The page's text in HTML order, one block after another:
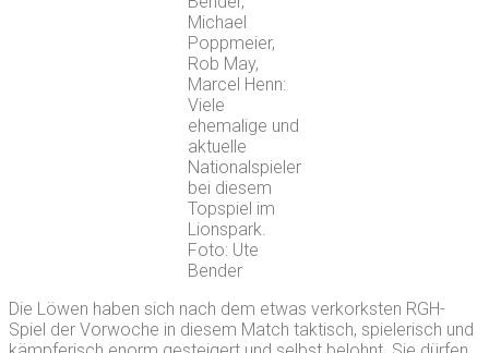
Michael
Poppmeier,
Rob May,
Marcel Henn:
Viele
ehemalige und
aktuelle
Nationalspieler
bei diesem
Topspiel im
Lionspark.
Foto: Ute
Bender
Die Löwen haben sich nach dem etwas verkorksten RGH-
Spiel der Vorwoche in diesem Match taktisch, spielerisch und